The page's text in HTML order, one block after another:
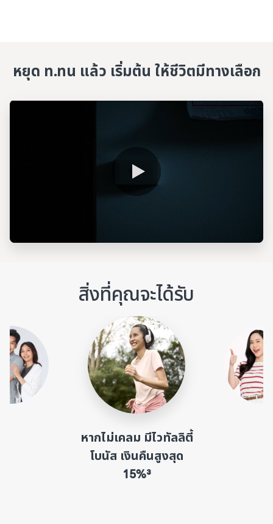
หยุด ท.ทน แล้ว เริ่มต้น ให้ชีวิตมีทางเลือก​
สิ่งที่คุณจะได้รับ
หากไม่เคลม มีไวทัลลิตี้
โบนัส เงินคืนสูงสุด
15%³